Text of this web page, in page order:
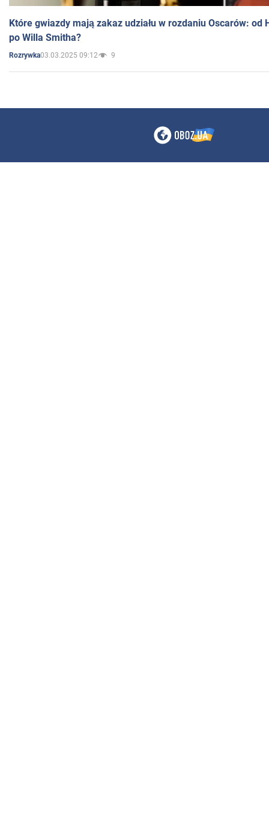
Które gwiazdy mają zakaz udziału w rozdaniu Oscarów: od
po Willa Smitha?
Rozrywka03.03.2025 09:12 9